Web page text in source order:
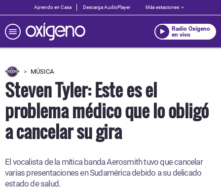
Aprendo en Casa Descarga AudioPlayer Más estaciones
Radio Oxígeno
en vivo
MÚSICA
Steven Tyler: Este es el
problema médico que lo obligó
a cancelar su gira
El vocalista de la mítica banda Aerosmith tuvo que cancelar
varias presentaciones en Sudamérica debido a su delicado
estado de salud.